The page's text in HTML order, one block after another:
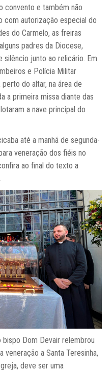
convento e também não
com autorização especial do
do Carmelo, as freiras
padres da Diocese,
junto ao relicário. Em
e Polícia Militar
do altar, na área de
a primeira missa diante das
a nave principal do
até a manhã de segunda-
veneração dos fiéis no
ao final do texto a
Dom Devair relembrou
a Santa Teresinha,
deve ser uma